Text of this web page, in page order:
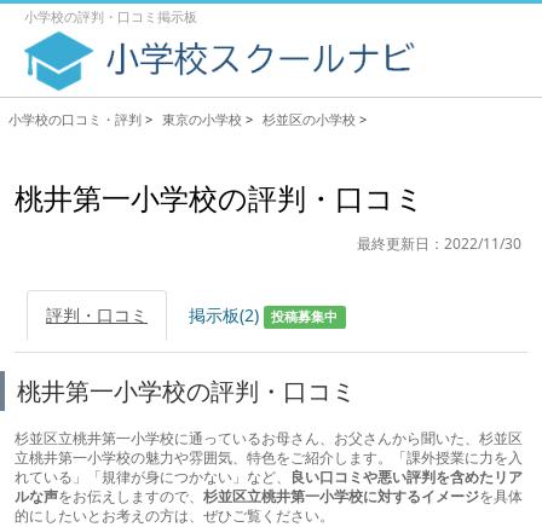
小学校の評判・口コミ掲示板
小学校の口コミ・評判 > 東京の小学校 > 杉並区の小学校 >
桃井第一小学校の評判・口コミ
最終更新日：2022/11/30
評判・口コミ 掲示板(2) 投稿募集中
桃井第一小学校の評判・口コミ
杉並区立桃井第一小学校に通っているお母さん、お父さんから聞いた、杉並区
立桃井第一小学校の魅力や雰囲気、特色をご紹介します。「課外授業に力を入
れている」「規律が身につかない」など、
良い口コミや悪い評判を含めたリア
ルな声をお伝えしますので、 杉並区立桃井第一小学校に対するイメージを具体
的にしたいとお考えの方は、ぜひご覧ください。